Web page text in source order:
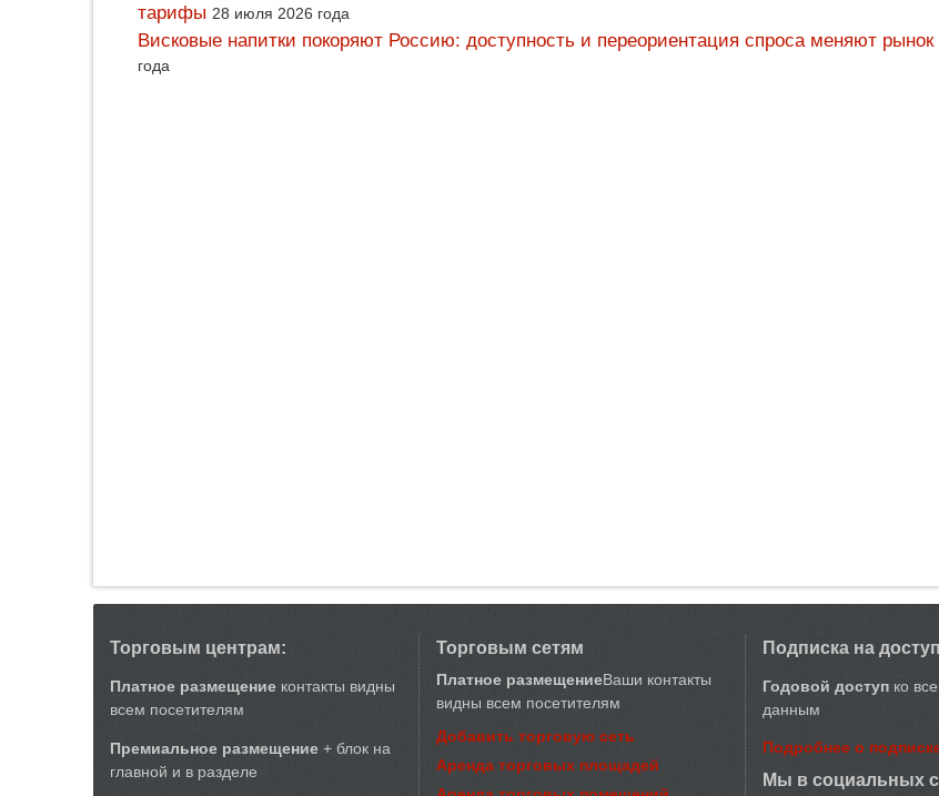
тарифы 28 июля 2026 года
Висковые напитки покоряют Россию: доступность и переориентация спроса меняют рынок
года
Торговым центрам:
Платное размещение контакты видны
всем посетителям
Премиальное размещение + блок на
главной и в разделе
Торговым сетям
Платное размещениеВаши контакты
видны всем посетителям
Добавить торговую сеть
Аренда торговых площадей
Подписка на доступ
Годовой доступ ко
данным
Подробнее о
Мы в социальных